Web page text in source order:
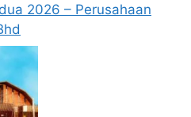
mendaftar
dahulu.
memuat naik resume
akademik,
gaji semasa dan gaji
berukuran
2026 – Perusahaan